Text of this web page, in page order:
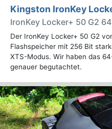
Kingston IronKey
IronKey Locker+ 50 G2
Der IronKey Locker+ 50 G2
Flashspeicher mit 256 Bit
XTS-Modus. Wir haben das
genauer begutachtet.